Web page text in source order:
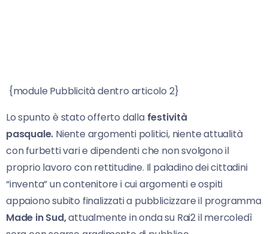
{module Pubblicità dentro articolo 2}
Lo spunto è stato offerto dallafestività
pasquale. Niente argomenti politici, niente attualità
con furbetti vari e dipendenti che non svolgono il
proprio lavoro con rettitudine. Il paladino dei cittadini
“inventa” un contenitore i cui argomenti e ospiti
appaiono subito finalizzati a pubblicizzare il programma
Made in Sud,attualmente in onda su Rai2 il mercoledì